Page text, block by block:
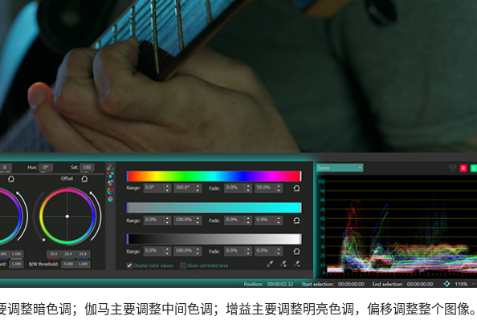
整暗色调；伽马主要调整中间色调；增益主要调整明亮色调，偏移调整整个图像。